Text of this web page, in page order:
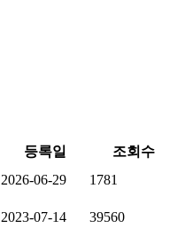
등록일
조회수
2026-06-29 1781
2023-07-14
39560